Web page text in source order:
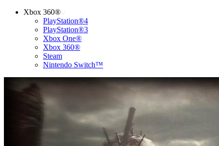
Xbox 360®
PlayStation®4
PlayStation®3
Xbox One®
Xbox 360®
Steam
Nintendo Switch™